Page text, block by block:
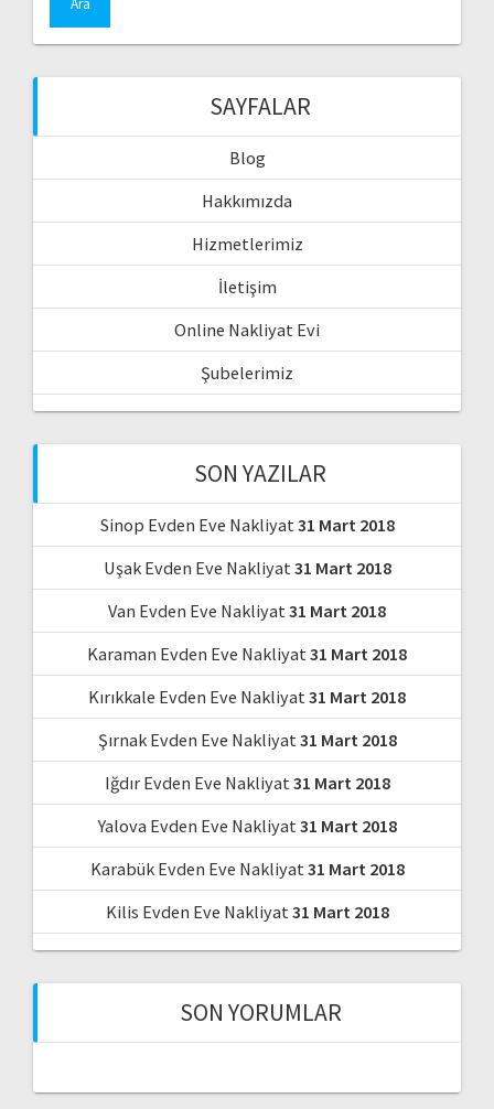
SAYFALAR
Blog
Hakkımızda
Hizmetlerimiz
İletişim
Online Nakliyat Evi
Şubelerimiz
SON YAZILAR
Sinop Evden Eve Nakliyat 31 Mart 2018
Uşak Evden Eve Nakliyat 31 Mart 2018
Van Evden Eve Nakliyat 31 Mart 2018
Karaman Evden Eve Nakliyat 31 Mart 2018
Kırıkkale Evden Eve Nakliyat 31 Mart 2018
Şırnak Evden Eve Nakliyat 31 Mart 2018
Iğdır Evden Eve Nakliyat 31 Mart 2018
Yalova Evden Eve Nakliyat 31 Mart 2018
Karabük Evden Eve Nakliyat 31 Mart 2018
Kilis Evden Eve Nakliyat 31 Mart 2018
SON YORUMLAR